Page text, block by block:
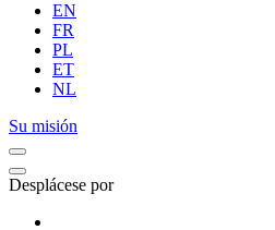
EN
FR
PL
ET
NL
Su misión
Desplácese por